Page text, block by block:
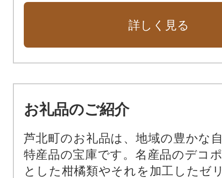
詳しく見る
お礼品のご紹介
芦北町のお礼品は、地域の豊かな
特産品の宝庫です。名産品のデコ
とした柑橘類やそれを加工したゼ